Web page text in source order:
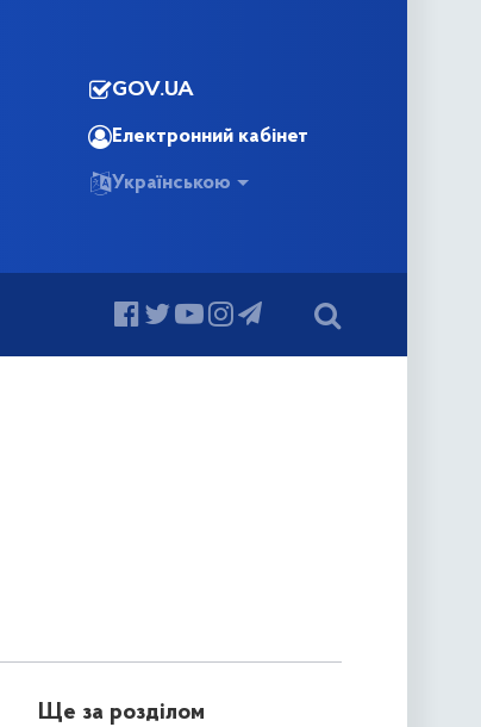
GOV.UA
Електронний кабінет
Українською
Ще за розділом